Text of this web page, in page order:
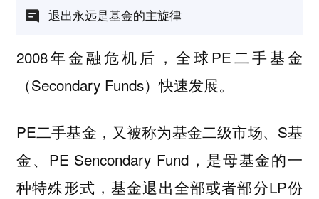
退出永远是基金的主旋律
2008年金融危机后，全球PE二手基金
（Secondary Funds）快速发展。
PE二手基金，又被称为基金二级市场、S基
金、PE Sencondary Fund，是母基金的一
种特殊形式，基金退出全部或者部分LP份